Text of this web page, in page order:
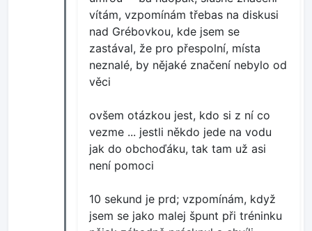
vítám, vzpomínám třebas na diskusi
nad Grébovkou, kde jsem se
zastával, že pro přespolní, místa
neznalé, by nějaké značení nebylo od
věci
ovšem otázkou jest, kdo si z ní co
vezme ... jestli někdo jede na vodu
jak do obchoďáku, tak tam už asi
není pomoci
10 sekund je prd; vzpomínám, když
jsem se jako malej špunt při tréninku